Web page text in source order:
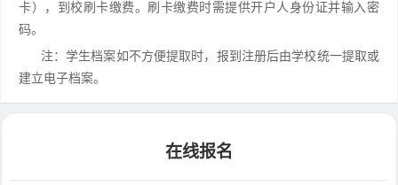
卡），到校刷卡缴费。刷卡缴费时需提供开户人身份证并输入密
码。
注：学生档案如不方便提取时，报到注册后由学校统一提取或
建立电子档案。
在线报名